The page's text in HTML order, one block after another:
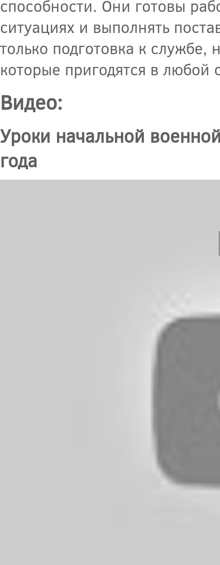
способности. Они готовы
ситуациях и выполнять
только подготовка к службе,
которые пригодятся в любой
Видео:
Уроки начальной
года